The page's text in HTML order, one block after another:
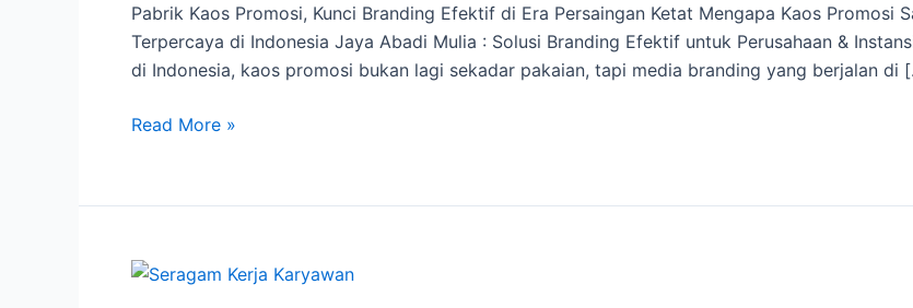
Pabrik Kaos Promosi, Kunci Branding Efektif di Era Persaingan Ketat Mengapa Kaos Promosi
Terpercaya di Indonesia Jaya Abadi Mulia : Solusi Branding Efektif untuk Perusahaan &
di Indonesia, kaos promosi bukan lagi sekadar pakaian, tapi media branding yang berjalan di
Abadi
Mulia
:
Instansi
Read More »
Lebih